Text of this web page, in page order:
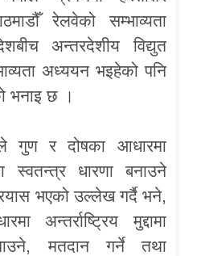
रेलवेको सम्भाव्यता
अन्तरदेशीय विद्युत
अध्ययन भइहेको पनि
भनाइ छ ।
गुण र दोषका आधारमा
स्वतन्त्र धारणा बनाउने
भएको उल्लेख गर्दै भने,
अन्तर्राष्ट्रिय मुद्दामा
मतदान गर्ने तथा